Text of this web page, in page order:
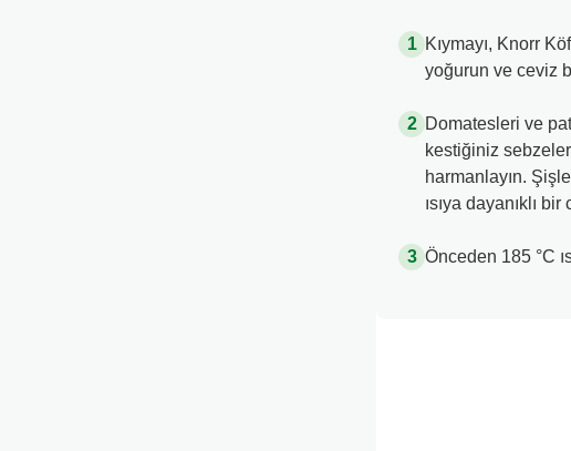
Kıymayı, Knorr
yoğurun ve ceviz
Domatesleri ve
kestiğiniz
harmanlayın.
ısıya dayanıklı
Önceden 185 °C